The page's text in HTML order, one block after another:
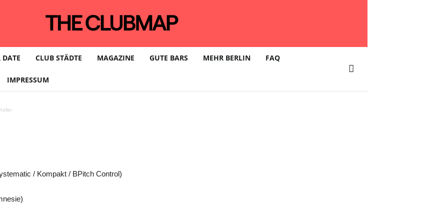
CLUB STÄDTE MAGAZINE GUTE BARS MEHR BERLIN FAQ
IMPRESSUM
HAPPENING w/ ROBERT
@ KOSMONAUT
/ Kompakt / BPitch Control)